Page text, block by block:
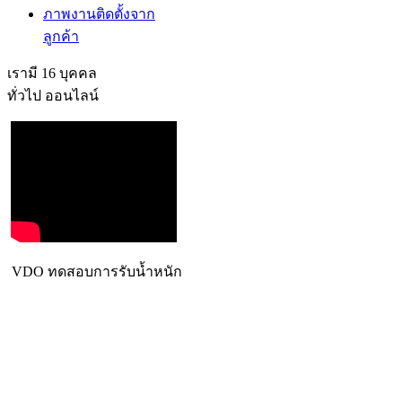
ภาพงานติดตั้งจาก
ลูกค้า
เรามี 16 บุคคล
ทั่วไป ออนไลน์
VDO ทดสอบการรับน้ำหนัก